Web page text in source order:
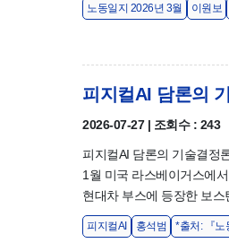
노동일지 2026년 3월 이원보
피지컬AI 담론의
2026-07-27 | 조회수 : 243
피지컬AI 담론의 기술결정
1월 미국 라스베이거스에
현대차 부스에 등장한 보
피지컬AI 홍석범 *출처: 『노